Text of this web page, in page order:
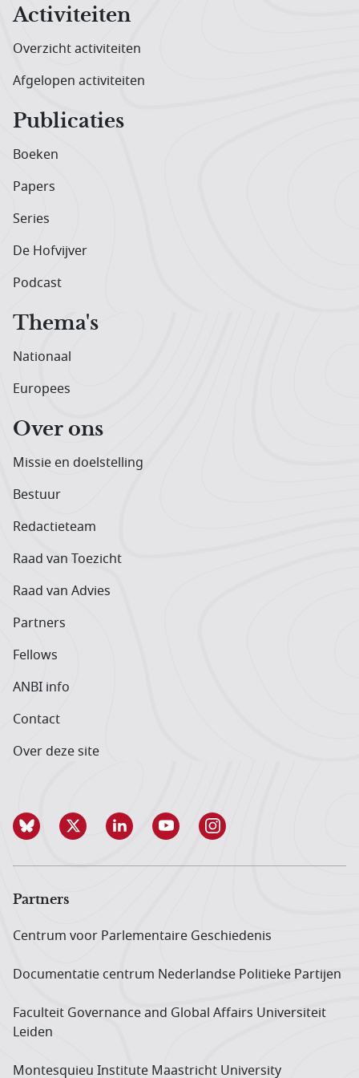
Activiteiten
Overzicht activiteiten
Afgelopen activiteiten
Publicaties
Boeken
Papers
Series
De Hofvijver
Podcast
Thema's
Nationaal
Europees
Over ons
Missie en doelstelling
Bestuur
Redactieteam
Raad van Toezicht
Raad van Advies
Partners
Fellows
ANBI info
Contact
Over deze site
Partners
Centrum voor Parlementaire Geschiedenis
Documentatie centrum Neder­landse Politieke Partijen
Faculteit Governance and Global Affairs Universiteit
Leiden
Montesquieu Institute Maastricht University